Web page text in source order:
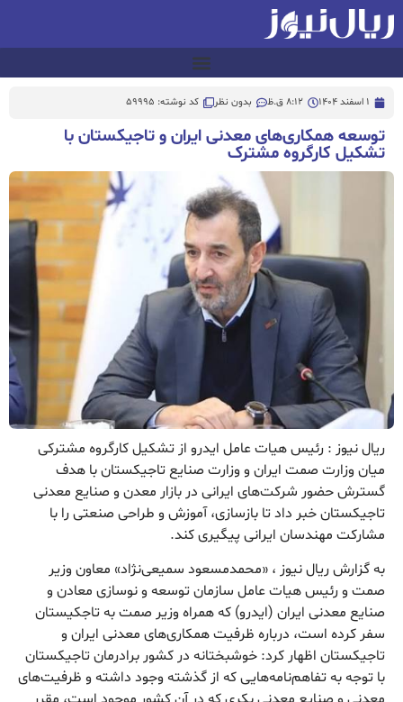
1 اسفند 1404 8:12 ق.ظ بدون نظر کد نوشته: 59995
توسعه همکاری‌های معدنی ایران و تاجیکستان با
تشکیل کارگروه مشترک
ریال نیوز : رئیس هیات عامل ایدرو از تشکیل کارگروه مشترکی
میان وزارت صمت ایران و وزارت صنایع تاجیکستان با هدف
گسترش حضور شرکت‌های ایرانی در بازار معدن و صنایع معدنی
تاجیکستان خبر داد تا بازسازی، آموزش و طراحی صنعتی را با
مشارکت مهندسان ایرانی پیگیری کند.
به گزارش ریال نیوز ، «محمدمسعود سمیعی‌نژاد» معاون وزیر
صمت و رئیس هیات عامل سازمان توسعه و نوسازی معادن و
صنایع معدنی ایران (ایدرو) که همراه وزیر صمت به تاجکیستان
سفر کرده است، درباره ظرفیت همکاری‌های معدنی ایران و
تاجیکستان اظهار کرد: خوشبختانه در کشور برادرمان تاجیکستان
با توجه به تفاهم‌نامه‌هایی که از گذشته وجود داشته و ظرفیت‌های